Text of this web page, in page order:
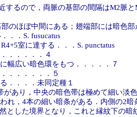
するので，両脈の基部の間隔はM2脈
ほぼ中間にある；翅端部には暗色部
．．S. fusucatus
室に達する．．．S. punctatus
．．．．．４
広い暗色環をもつ．．．．．７
．．．．．．５
．．．未同定種１
があり，中央の暗色帯は極めて細い淡
，4本の細い暗条がある．内側の2暗
とした境界となり，これと縁紋下の